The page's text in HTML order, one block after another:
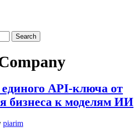
API-ключа от
бизнеса к моделям ИИ
piarim